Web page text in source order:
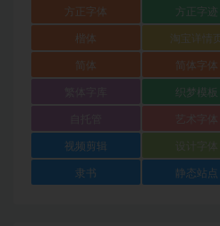
方正字体 方正字迹
楷体 淘宝详情页
简体 简体字体
织梦模板
视频剪辑 设计字体
隶书 静态站点